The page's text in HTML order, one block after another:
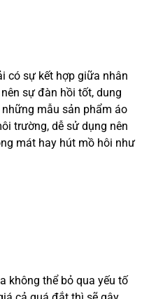
có sự kết hợp giữa nhân
sự đàn hồi tốt, dung
mẫu sản phẩm áo
trường, dễ sử dụng nên
mát hay hút mồ hôi như
không thể bỏ qua yếu tố